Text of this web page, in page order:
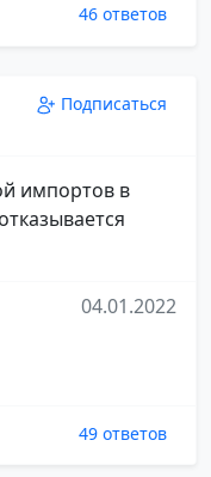
46 ответов
Подписаться
импортов в
04.01.2022
49 ответов